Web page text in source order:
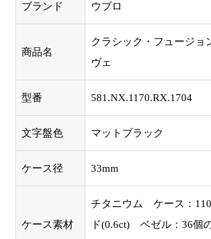
ブランド ウブロ
商品名
クラシック・フュージョ
ヴェ
型番 581.NX.1170.RX.1704
文字盤色 マットブラック
ケース径 33mm
ケース素材
チタニウム ケース：
ド(0.6ct) ベゼル：36個